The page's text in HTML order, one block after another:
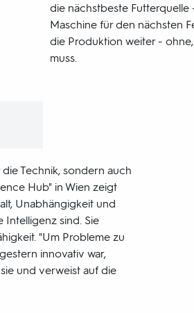
die nächstbeste Futterquelle
Maschine für den nächsten
die Produktion weiter -
muss.
Technik, sondern auch
Hub" in Wien zeigt
Unabhängigkeit und
sind. Sie
"Um Probleme zu
innovativ war,
und verweist auf die